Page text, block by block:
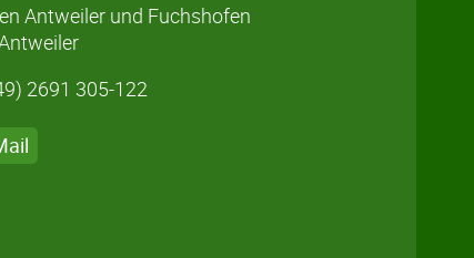
Antweiler und Fuchshofen
2691 305-122